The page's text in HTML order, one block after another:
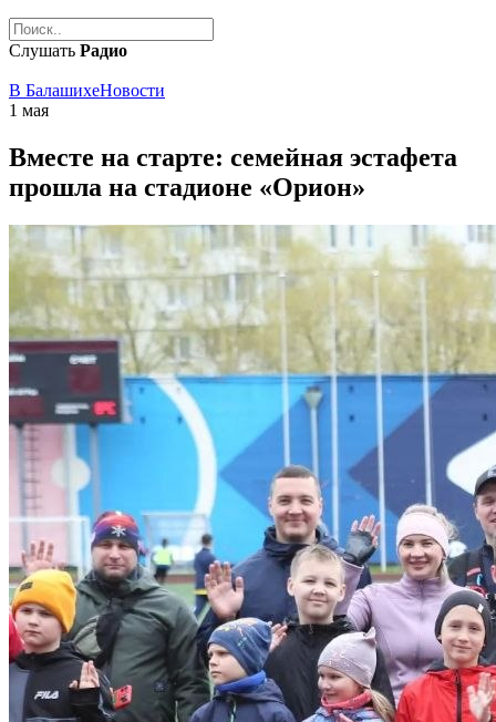
Слушать Радио
В БалашихеНовости
1 мая
Вместе на старте: семейная эстафета
прошла на стадионе «Орион»